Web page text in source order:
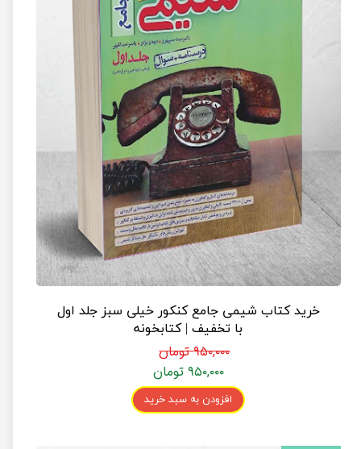
خرید کتاب شیمی جامع کنکور خیلی سبز جلد اول
با تخفیف | کتابخونه
۹۵۰,۰۰۰ تومان
۹۵۰,۰۰۰ تومان
افزودن به سبد خرید